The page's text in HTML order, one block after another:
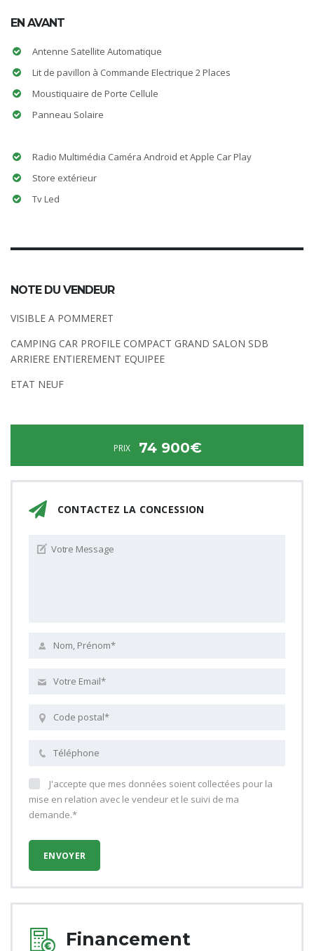
EN AVANT
Antenne Satellite Automatique
Lit de pavillon à Commande Electrique 2 Places
Moustiquaire de Porte Cellule
Panneau Solaire
Radio Multimédia Caméra Android et Apple Car Play
Store extérieur
Tv Led
NOTE DU VENDEUR
VISIBLE A POMMERET
CAMPING CAR PROFILE COMPACT GRAND SALON SDB
ARRIERE ENTIEREMENT EQUIPEE
ETAT NEUF
PRIX 74 900€
CONTACTEZ LA CONCESSION
J'accepte que mes données soient collectées pour la
mise en relation avec le vendeur et le suivi de ma
demande.*
Financement